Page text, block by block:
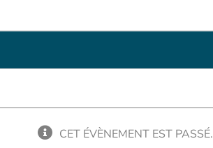
CET ÉVÈNEMENT EST PASSÉ.